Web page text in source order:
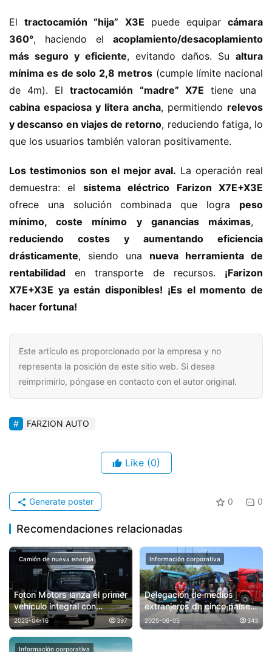
El ​​tractocamión “hija” X3E​ ​ puede equipar ​​cámara
360°​​, haciendo el ​ ​acoplamiento/desacoplamiento
más seguro y eficiente​​, evitando daños. Su ​ ​altura
mínima es de solo 2,8 metros​​ (cumple límite nacional
de 4m). El ​​tractocamión “madre” X7E​ ​ tiene una ​
cabina espaciosa y litera ancha​​, permitiendo ​ ​relevos
y descanso en viajes de retorno​​, reduciendo fatiga, lo
que los usuarios también valoran positivamente.
​Los testimonios son el mejor aval.​ ​ La operación real
demuestra: el ​ ​sistema eléctrico Farizon X7E+X3E​
ofrece una solución combinada que logra ​ ​peso
mínimo, coste mínimo y ganancias máximas​​, ​
reduciendo costes y aumentando eficiencia
drásticamente​​, siendo una ​ ​nueva herramienta de
rentabilidad​ ​ en transporte de recursos. ​ ​¡Farizon
X7E+X3E ya están disponibles! ¡Es el momento de
hacer fortuna!​
Este artículo es proporcionado por la empresa y no
representa la posición de este sitio web. Si desea
reimprimirlo, póngase en contacto con el autor original.
FARZION AUTO
Like (0)
0 0
Generate poster
Recomendaciones relacionadas
Foton Motors lanza el primer
vehículo integral con
tecnología “Tres Sistemas
Eléctricos” autónoma,
liderando la transformación
2025-04-16 397
Camión de nueva energía
Delegación de medios
extranjeros de cinco países
visita KING LONG,
experimentando la
2025-06-05 343
Información corporativa
Información corporativa